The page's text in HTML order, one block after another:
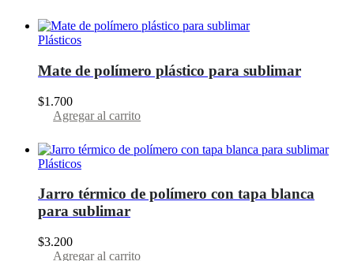
Plásticos
Mate de polímero plástico para sublimar
$1.700
Agregar al carrito
Plásticos
Jarro térmico de polímero con tapa blanca
para sublimar
$3.200
Agregar al carrito